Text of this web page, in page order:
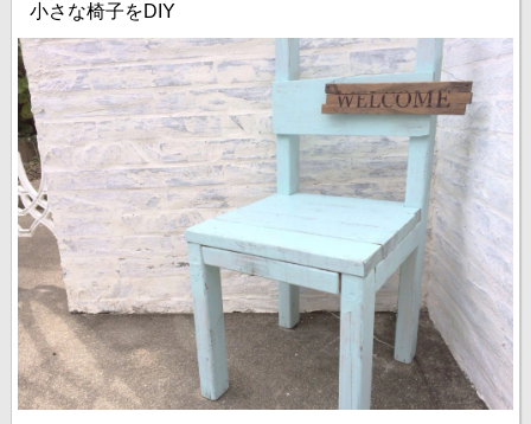
小さな椅子をDIY